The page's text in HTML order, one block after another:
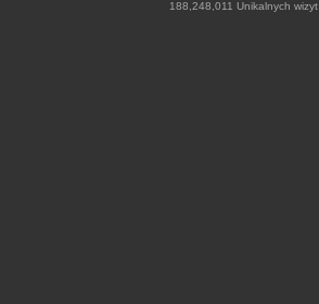
188,248,011 Unikalnych wizyt